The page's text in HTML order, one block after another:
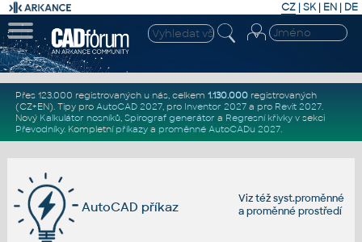
CZ | SK| EN | DE
Přes 123.000 registrovaných u nás, celkem 1.130.000registrovaných
(CZ+EN). Tipy pro AutoCAD 2027, pro Inventor 2027a pro Revit 2027.
Nový Kalkulátor nosníků, Spirograf generátor a Regresní křivkyv sekci
Převodníky. Kompletní příkazya proměnné AutoCADu 2027.
Viz téžsyst.proměnné
aproměnné prostředí
AutoCAD příkaz